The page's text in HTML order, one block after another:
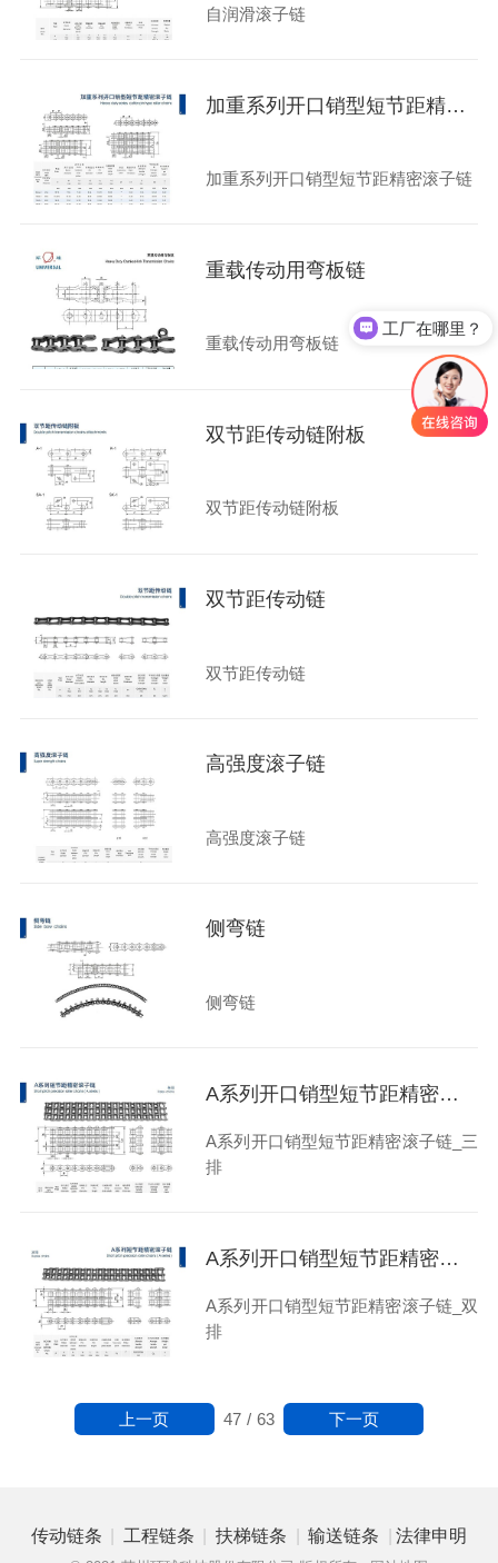
自润滑滚子链
加重系列开口销型短节距精密滚子链
加重系列开口销型短节距精密滚子链
重载传动用弯板链
重载传动用弯板链
双节距传动链附板
双节距传动链附板
双节距传动链
双节距传动链
高强度滚子链
高强度滚子链
侧弯链
侧弯链
A系列开口销型短节距精密滚子链_三排
A系列开口销型短节距精密滚子链_三
排
A系列开口销型短节距精密滚子链_双排
A系列开口销型短节距精密滚子链_双
排
47 / 63
上一页 下一页
传动链条 工程链条 扶梯链条 输送链条 法律申明
工厂在哪里？